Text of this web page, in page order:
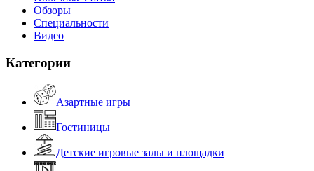
Обзоры
Специальности
Видео
Категории
Азартные игры
Гостиницы
Детские игровые залы и площадки